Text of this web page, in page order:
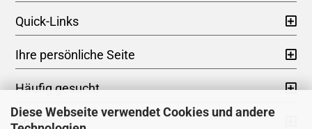
Diese Webseite verwendet Cookies und andere
Quick-Links
Ihre persönliche Seite
Häufig gesucht
Share